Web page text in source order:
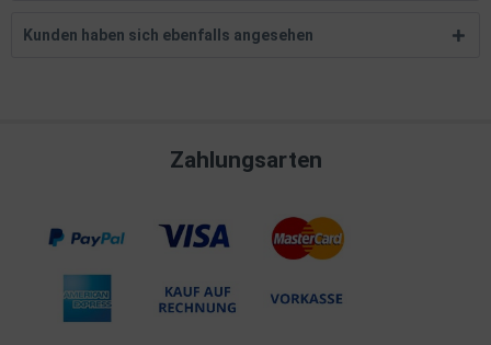
Kunden haben sich ebenfalls angesehen
Zahlungsarten